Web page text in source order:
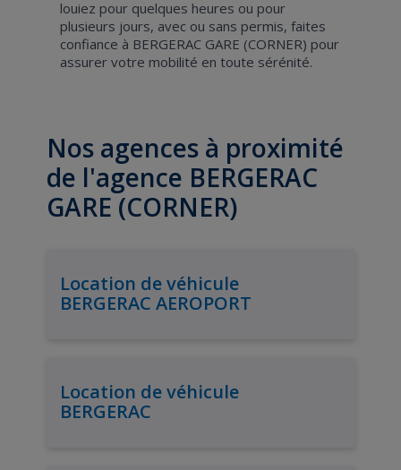
louiez pour quelques heures ou pour
plusieurs jours, avec ou sans permis, faites
confiance à BERGERAC GARE (CORNER) pour
assurer votre mobilité en toute sérénité.
Nos agences à proximité
de l'agence BERGERAC
GARE (CORNER)
Location de véhicule
BERGERAC AEROPORT
Location de véhicule
BERGERAC